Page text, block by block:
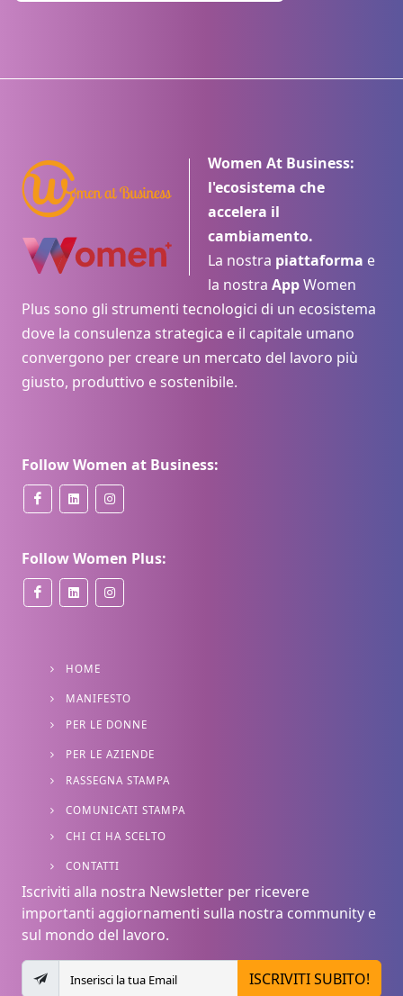
Women At Business:
l'ecosistema che
accelera il
cambiamento.
La nostra piattaforma e
la nostraAppWomen
Plus sono gli strumenti tecnologici di un ecosistema
dove la consulenza strategica e il capitale umano
convergono per creare un mercato del lavoro più
giusto, produttivo e sostenibile.
Follow Women at Business:
Follow Women Plus:
HOME
MANIFESTO
PER LE DONNE
PER LE AZIENDE
RASSEGNA STAMPA
COMUNICATI STAMPA
CHI CI HA SCELTO
CONTATTI
Iscriviti alla nostra Newsletter per ricevere
importanti aggiornamenti sulla nostra community e
sul mondo del lavoro.
ISCRIVITI SUBITO!